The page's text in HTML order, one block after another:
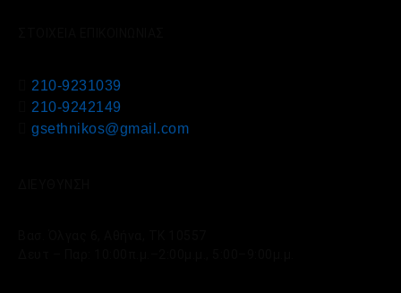
210-9231039
210-9242149
gsethnikos@gmail.com